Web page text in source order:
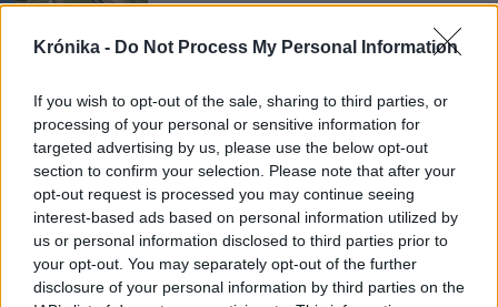
Krónika - Do Not Process My Personal Information
If you wish to opt-out of the sale, sharing to third parties, or
processing of your personal or sensitive information for
targeted advertising by us, please use the below opt-out
section to confirm your selection. Please note that after your
opt-out request is processed you may continue seeing
interest-based ads based on personal information utilized by
us or personal information disclosed to third parties prior to
your opt-out. You may separately opt-out of the further
disclosure of your personal information by third parties on the
Csatószegen
Életét vesztette két halász,
akiket villámcsapás ért a
Maros partján – frissítve
Székely Sport
Corbu góljától hangos a
román és a magyar sajtó,